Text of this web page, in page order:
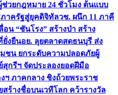
ช่วยกฎหมาย 24 ชั่วโมง ต้นแบบ
าครัฐสู่ยุคดิจิทัลวช. ผนึก 11 ภาคี
อน “ชันโรง” สร้างป่า สร้าง
ยั่งยืนอย. ลุยตลาดสดธนบุรี ส่ง
ชน ยกระดับความปลอดภัยผู้
กรีฯ จัดประลองยอดฝีมือ
ฯ ภาคกลาง ชิงถ้วยพระราช
ร้างชื่อบนเวทีโลก คว้ารางวัล